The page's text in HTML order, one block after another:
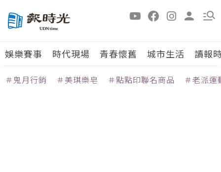
娛樂賽事 時代現場 青春懷舊 城市生活 讀報
＃鬼月行銷 ＃美琪樂皂 ＃點點印聯名商品 ＃老派運